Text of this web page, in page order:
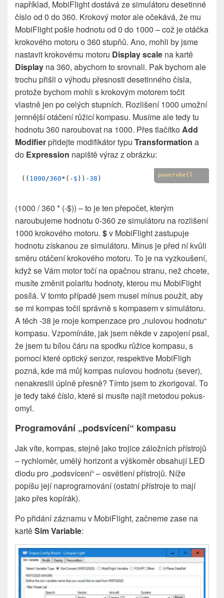
například, MobiFlight dostává ze simulátoru desetinné
číslo od 0 do 360. Krokový motor ale očekává, že mu
MobiFlight pošle hodnotu od 0 do 1000 – což je otáčka
krokového motoru o 360 stupňů. Ano, mohli by jsme
nastavit krokovému motoru Display scale na kartě
Display na 360, abychom to srovnali. Pak bychom ale
trochu přišli o výhodu přesnosti desetinného čísla,
protože bychom mohli s krokovým motorem točit
vlastně jen po celých stupních. Rozlišení 1000 umožní
jemnější otáčení růžicí kompasu. Musíme ale tedy tu
hodnotu 360 naroubovat na 1000. Přes tlačítkoAdd
Modifierpřidejte modifikátor typu Transformation a
do Expression napiště výraz z obrázku:
powershell
(( 1000 /360*(- $ )) -38 )
(1000 / 360 * (-$)) – to je ten přepočet, kterým
naroubujeme hodnotu 0-360 ze simulátoru na rozlišení
1000 krokového motoru. $v MobiFlight zastupuje
hodnotu získanou ze simulátoru. Mínus je před ní kvůli
směru otáčení krokového motoru. To je na vyzkoušení,
když se Vám motor točí na opačnou stranu, než chcete,
musíte změnit polaritu hodnoty, kterou mu MobiFlight
posílá. V tomto případě jsem musel mínus použít, aby
se mi kompas točil správně s kompasem v simulátoru.
A těch -38 je moje kompenzace pro „nulovou hodnotu“
kompasu. Vzpomínáte, jak jsem někde v zapojení psal,
že jsem tu bílou čáru na spodku růžice kompasu, s
pomocí které optický senzor, respektive MobiFligh
pozná, kde má můj kompas nulovou hodnotu (sever),
nenakreslil úplně přesně? Tímto jsem to zkorigoval. To
je tedy také číslo, které si musíte najít metodou pokus-
omyl.
Programování „podsvícení“ kompasu
Jak víte, kompas, stejně jako trojice záložních přístrojů
– rychloměr, umělý horizont a výškoměr obsahují LED
diodu pro „podsvícení“ – osvětlení přístrojů. Níže
popíšu její naprogramování (ostatní přístroje to mají
jako přes kopírák).
Po přidání záznamu v MobiFlight, začneme zase na
kartěSim Variable: